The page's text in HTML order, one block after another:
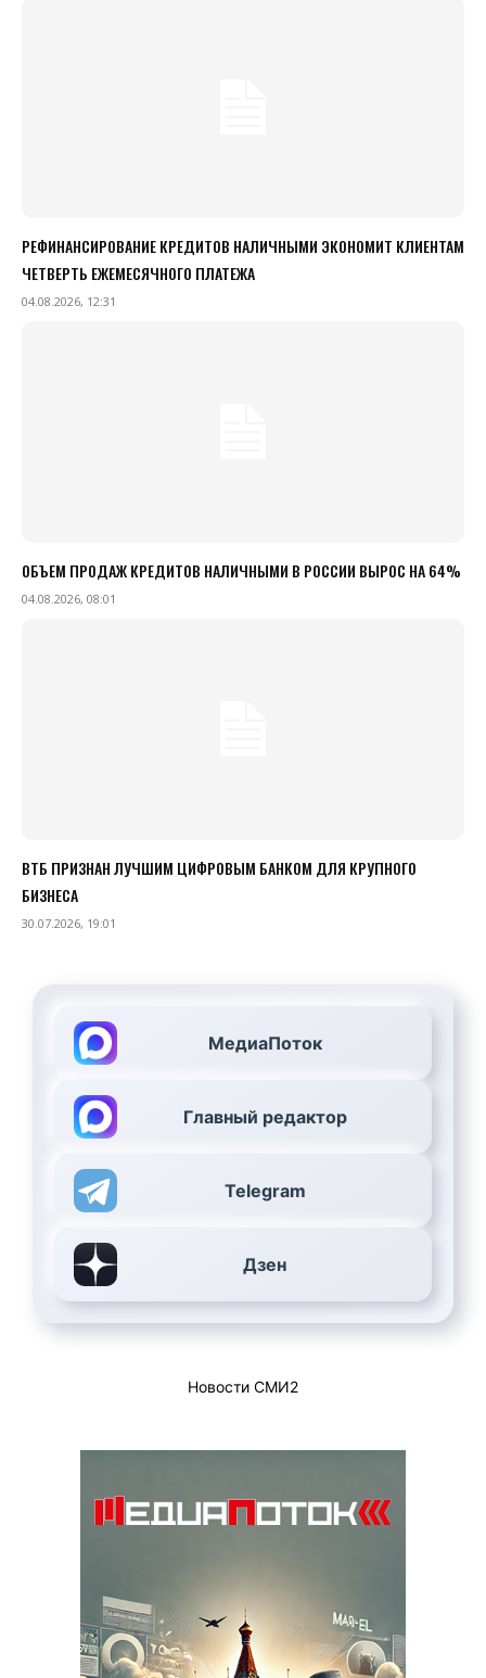
РЕФИНАНСИРОВАНИЕ КРЕДИТОВ НАЛИЧНЫМИ ЭКОНОМИТ КЛИЕНТАМ
ЧЕТВЕРТЬ ЕЖЕМЕСЯЧНОГО ПЛАТЕЖА
04.08.2026, 12:31
ОБЪЕМ ПРОДАЖ КРЕДИТОВ НАЛИЧНЫМИ В РОССИИ ВЫРОС НА 64%
04.08.2026, 08:01
ВТБ ПРИЗНАН ЛУЧШИМ ЦИФРОВЫМ БАНКОМ ДЛЯ КРУПНОГО
БИЗНЕСА
30.07.2026, 19:01
МедиаПоток
Главный редактор
Telegram
Дзен
Новости СМИ2